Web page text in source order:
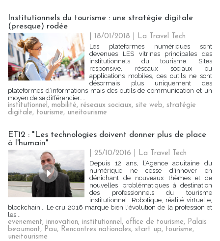
Institutionnels du tourisme : une stratégie digitale
(presque) rodée
| 18/01/2018
La Travel Tech
Les plateformes numériques sont
devenues LES vitrines principales des
institutionnels du tourisme. Sites
responsive, réseaux sociaux ou
applications mobiles, ces outils ne sont
désormais plus uniquement des
plateformes d’informations mais des outils de communication et un
moyen de se différencier....
institutionnel, mobilité, réseaux sociaux, site web, stratégie
digitale, tourisme, uneitourisme
ET12 : "Les technologies doivent donner plus de place
à l'humain"
| 25/10/2016
La Travel Tech
Depuis 12 ans, l’Agence aquitaine du
numérique ne cesse d'innover en
dénichant de nouveaux thèmes et de
nouvelles problématiques à destination
des professionnels du tourisme
institutionnel. Robotique, réalité virtuelle,
blockchain... Le cru 2016 marque bien l'évolution de la profession et
les...
evenement, innovation, institutionnel, office de tourisme, Palais
beaumont, Pau, Rencontres nationales, start up, tourisme,
uneitourisme